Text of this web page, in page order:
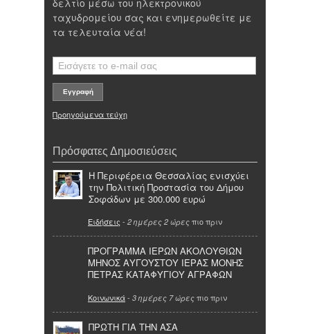
δελτίο μέσω του ηλεκτρονικού
ταχυδρομείου σας και ενημερωθείτε με
τα τελευταία νέα!
Προηγούμενα τεύχη
Πρόσφατες Δημοσιεύσεις
Η Περιφέρεια Θεσσαλίας ενισχύει
την Πολιτική Προστασία του Δήμου
Σοφάδων με 300.000 ευρώ
Ειδήσεις - 2 ημέρες 2 ώρες πιο πριν
ΠΡΟΓΡΑΜΜΑ ΙΕΡΩΝ ΑΚΟΛΟΥΘΙΩΝ
ΜΗΝΟΣ ΑΥΓΟΥΣΤΟΥ ΙΕΡΑΣ ΜΟΝΗΣ
ΠΕΤΡΑΣ ΚΑΤΑΦΥΓΙΟΥ ΑΓΡΑΦΩΝ
Κοινωνικά- 3 ημέρες 7 ώρες πιο πριν
ΠΡΩΤΗ ΓΙΑ ΤΗΝ ΑΣΑ